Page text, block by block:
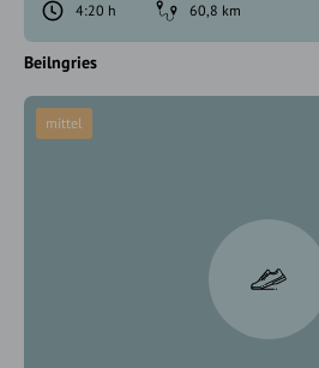
4:20 h
60,8 km
Beilngries
mittel